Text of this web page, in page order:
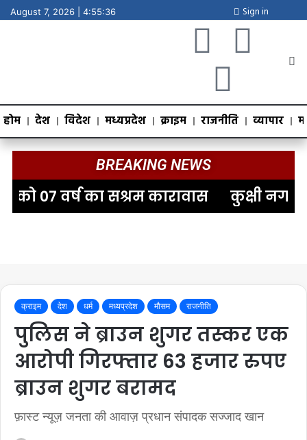
August 7, 2026 | 4:55:37 Sign in
होम देश विदेश मध्यप्रदेश क्राइम राजनीति व्यापार
BREAKING NEWS
वर्ष का सश्रम कारावास कुक्षी नगर के
क्राइम देश धर्म मध्यप्रदेश मौसम राजनीति
पुलिस ने ब्राउन शुगर तस्कर एक
आरोपी गिरफ्तार 63 हजार रुपए
ब्राउन शुगर बरामद
फ़ास्ट न्यूज़ जनता की आवाज़ प्रधान संपादक सज्जाद खान